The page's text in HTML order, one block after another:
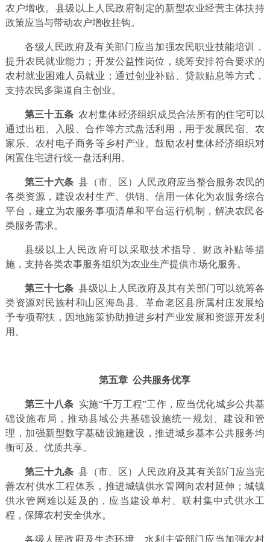
农户增收。县级以上人民政府制定的新型农业经营主体扶持
政策应当与带动农户增收挂钩。
各级人民政府及有关部门应当加强农民职业技能培训，
提升农民就业能力；开发公益性岗位，统筹安排符合要求的
农村就业困难人员就业；通过创业补贴、贷款贴息等方式，
支持农民多渠道自主创业。
第三十五条农村集体经济组织成员合法所有的住宅可以
通过出租、入股、合作等方式盘活利用，用于发展民宿、农
家乐、农村电子商务等乡村产业。鼓励农村集体经济组织对
闲置住宅进行统一盘活利用。
第三十六条县（市、区）人民政府应当整合服务农民的
各类资源，建设农村生产、供销、信用一体化为农服务综合
平台，建立为农服务事项清单和平台运行机制，解决农民各
类服务需求。
县级以上人民政府可以采取技术指导、财政补贴等措
施，支持各类农事服务组织为农业生产提供市场化服务。
第三十七条县级以上人民政府及其有关部门可以统筹各
类资源对民族村和山区海岛县、革命老区县所属村庄发展给
予专项帮扶，因地施策协助推进乡村产业发展和资源开发利
用。
第五章 公共服务优享
第三十八条 实施“千万工程”工作，应当优化城乡公共基
础设施布局，推动县域公共基础设施统一规划、建设和管
理，加强新型数字基础设施建设，推进城乡基本公共服务均
衡可及、优质共享。
第三十九条县（市、区）人民政府及其有关部门应当完
善农村供水工程体系，推进城镇供水管网向农村延伸；城镇
供水管网难以延及的，应当建设单村、联村集中式供水工
程，保障农村安全供水。
各级人民政府及生态环境、水利主管部门应当加强农村